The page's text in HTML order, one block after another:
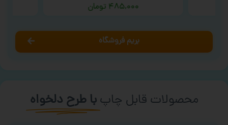
۴۸۵,۰۰۰ تومان
بریم فروشگاه
محصولات قابل چاپ با طرح دلخواه